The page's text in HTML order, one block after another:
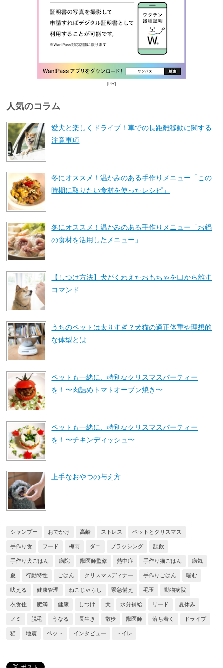
[PR]
人気のコラム
愛犬と楽しくドライブ！車での長距離移動に関する
注意事項
冬にオススメ！温かみのある手作りメニュー「この
時期に取りたい食材を使ったレシピ」
冬にオススメ！温かみのある手作りメニュー「お鍋
の食材を活用したメニュー」
【しつけ方法】犬がくわえたおもちゃを口から離す
コマンド
うちのペットは太りすぎ？犬猫の適正体重や理想的
な体型とは
ペットも一緒に、特別なクリスマスパーティー
を！〜肉詰めトマトオーブン焼き〜
ペットも一緒に、特別なクリスマスパーティー
を！〜チキンディッシュ〜
上手なおやつの与え方
シャンプー おでかけ 高齢 ストレス ペットとクリスマス
手作り食 フード 梅雨 ダニ ブラッシング 誤飲
手作り犬ごはん 病院 獣医師監修 熱中症 手作り猫ごはん 病気
夏 行動特性 ごはん クリスマスディナー 手作りごはん 噛む
吠える 健康管理 ねこじゃらし 緊急備え 毛玉 動物病院
衣食住 肥満 健康 しつけ 犬 水分補給 リード 夏休み
ノミ 脱毛 うなる 長生き 散歩 獣医師 落ち着く ドライブ
猫 地震 ペット インタビュー トイレ